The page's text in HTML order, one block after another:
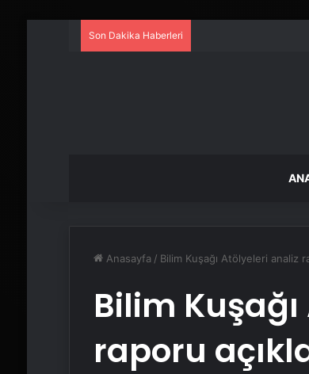
Son Dakika Haberleri
Anasayfa / Bilim Kuşağı Atölyeleri analiz
Bilim
raporu